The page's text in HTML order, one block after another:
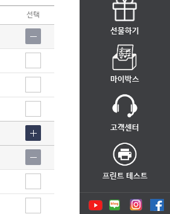
선택
선물하기
마이박스
고객센터
프린트 테스트